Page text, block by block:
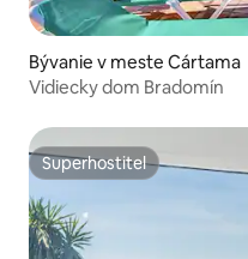
Bývanie v meste Cártama
Vidiecky dom Bradomín
Superhostiteľ
Superhostiteľ